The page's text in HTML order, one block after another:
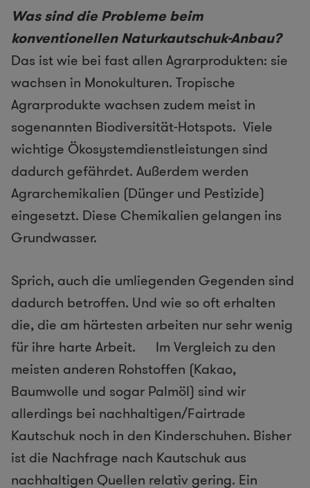
Was sind die Probleme beim
konventionellen Naturkautschuk-Anbau?
Das ist wie bei fast allen Agrarprodukten: sie
wachsen in Monokulturen. Tropische
Agrarprodukte wachsen zudem meist in
sogenannten Biodiversität-Hotspots. Viele
wichtige Ökosystemdienstleistungen sind
dadurch gefährdet. Außerdem werden
Agrarchemikalien (Dünger und Pestizide)
eingesetzt. Diese Chemikalien gelangen ins
Grundwasser.
Sprich, auch die umliegenden Gegenden sind
dadurch betroffen. Und wie so oft erhalten
die, die am härtesten arbeiten nur sehr wenig
für ihre harte Arbeit. Im Vergleich zu den
meisten anderen Rohstoffen (Kakao,
Baumwolle und sogar Palmöl) sind wir
allerdings bei nachhaltigen/Fairtrade
Kautschuk noch in den Kinderschuhen. Bisher
ist die Nachfrage nach Kautschuk aus
nachhaltigen Quellen relativ gering. Ein